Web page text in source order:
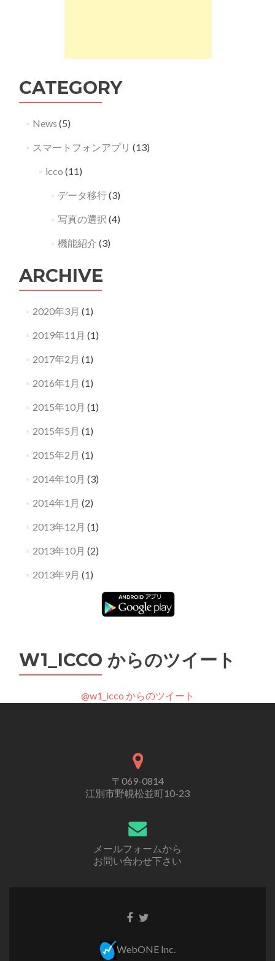
行
CATEGORY
News (5)
スマートフォンアプリ (13)
icco (11)
データ移行(3)
写真の選択 (4)
機能紹介 (3)
ARCHIVE
2020年3月 (1)
2019年11月 (1)
2017年2月 (1)
2016年1月 (1)
2015年10月 (1)
2015年5月 (1)
2015年2月 (1)
2014年10月 (3)
2014年1月 (2)
2013年12月 (1)
2013年10月 (2)
2013年9月 (1)
W1_ICCO からのツイート
@w1_icco からのツイート
〒069-0814
江別市野幌松並町10-23
メールフォームから
お問い合わせ下さい
WebONE Inc.